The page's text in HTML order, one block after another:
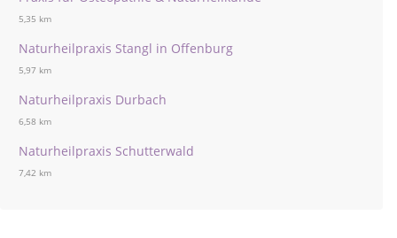
5,35 km
Naturheilpraxis Stangl in Offenburg
5,97 km
Naturheilpraxis Durbach
6,58 km
Naturheilpraxis Schutterwald
7,42 km